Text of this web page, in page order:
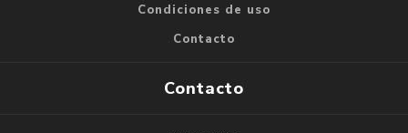
Condiciones de uso
Contacto
Contacto